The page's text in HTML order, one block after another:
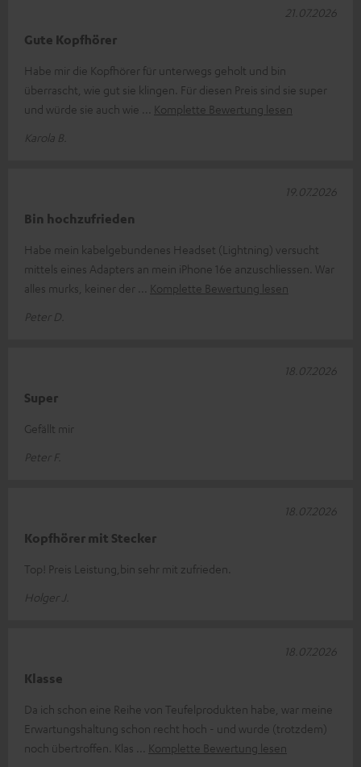
Gute Kopfhörer
Habe mir die Kopfhörer für unterwegs geholt und bin
überrascht, wie gut sie klingen. Für diesen Preis sind sie super
und würde sie auch wie
Komplette Bewertung lesen
Karola B.
21.07.2026
Bin hochzufrieden
Habe mein kabelgebundenes Headset (Lightning) versucht
mittels eines Adapters an mein iPhone 16e anzuschliessen. War
alles murks, keiner der
Komplette Bewertung lesen
Peter D.
19.07.2026
Super
Gefällt mir
Peter F.
18.07.2026
Kopfhörer mit Stecker
Top! Preis Leistung,bin sehr mit zufrieden.
Holger J.
18.07.2026
Klasse
Da ich schon eine Reihe von Teufelprodukten habe, war meine
Erwartungshaltung schon recht hoch - und wurde (trotzdem)
noch übertroffen. Klas
Komplette Bewertung lesen
18.07.2026